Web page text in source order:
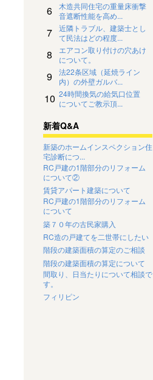
6
木造共同住宅の重量床衝撃
音遮断性能を高め...
7
近隣トラブル、建築士とし
て民法はどの程度...
8
エアコン取り付けの穴あけ
について。
9
法22条区域（延焼ライン
内）の外壁ガルバ...
10 24時間換気の給気口位置
についてご教示頂...
新着Q&A
新築のホームインスペクション住
宅診断につ...
RC戸建の1階部分のリフォーム
について②
賃貸アパート建築について
RC戸建の1階部分のリフォーム
について
築７０年の古民家購入
RC造の戸建てを二世帯にしたい
階段の建築面積の算定のご相談
階段の建築面積の算定について
間取り、日当たりについて相談で
す。
フィリピン